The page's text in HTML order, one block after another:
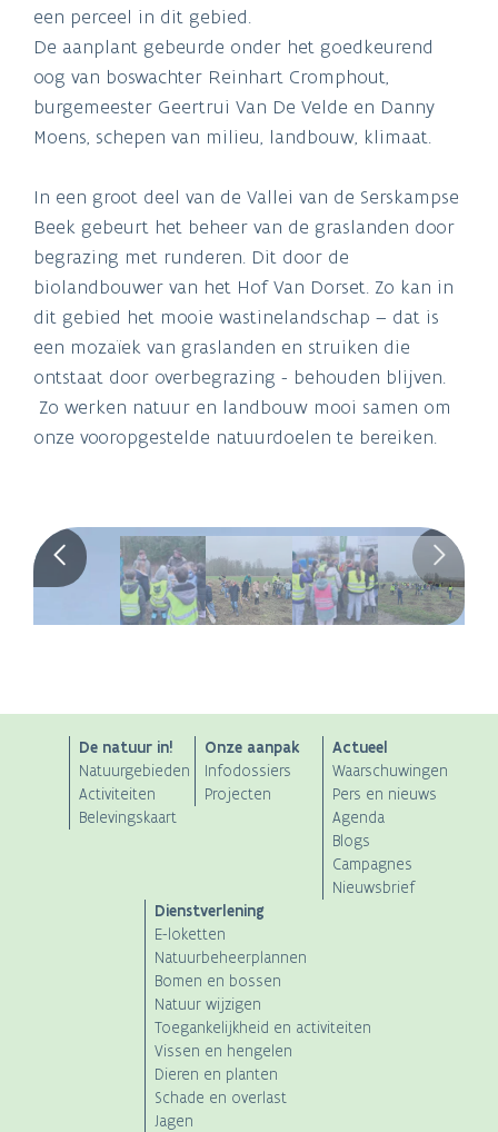
een perceel in dit gebied.
De aanplant gebeurde onder het goedkeurend
oog van boswachter Reinhart Cromphout,
burgemeester Geertrui Van De Velde en Danny
Moens, schepen van milieu, landbouw, klimaat.
In een groot deel van de Vallei van de Serskampse
Beek gebeurt het beheer van de graslanden door
begrazing met runderen. Dit door de
biolandbouwer van het Hof Van Dorset. Zo kan in
dit gebied het mooie wastinelandschap – dat is
een mozaïek van graslanden en struiken die
ontstaat door overbegrazing - behouden blijven.
Zo werken natuur en landbouw mooi samen om
onze vooropgestelde natuurdoelen te bereiken.
ANB
Main
navigation
De natuur in!
Natuurgebieden
Activiteiten
Belevingskaart
Onze aanpak
Infodossiers
Projecten
Actueel
Waarschuwingen
Pers en nieuws
Agenda
Blogs
Campagnes
Nieuwsbrief
Dienstverlening
E-loketten
Natuurbeheerplannen
Bomen en bossen
Natuur wijzigen
Toegankelijkheid en activiteiten
Vissen en hengelen
Dieren en planten
Schade en overlast
Jagen